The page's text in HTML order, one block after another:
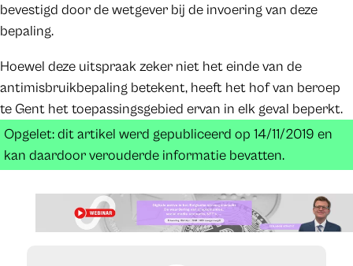
bevestigd door de wetgever bij de invoering van deze
bepaling.
Hoewel deze uitspraak zeker niet het einde van de
antimisbruikbepaling betekent, heeft het hof van beroep
te Gent het toepassingsgebied ervan in elk geval beperkt.
Opgelet: dit artikel werd gepubliceerd op 14/11/2019 en
kan daardoor verouderde informatie bevatten.